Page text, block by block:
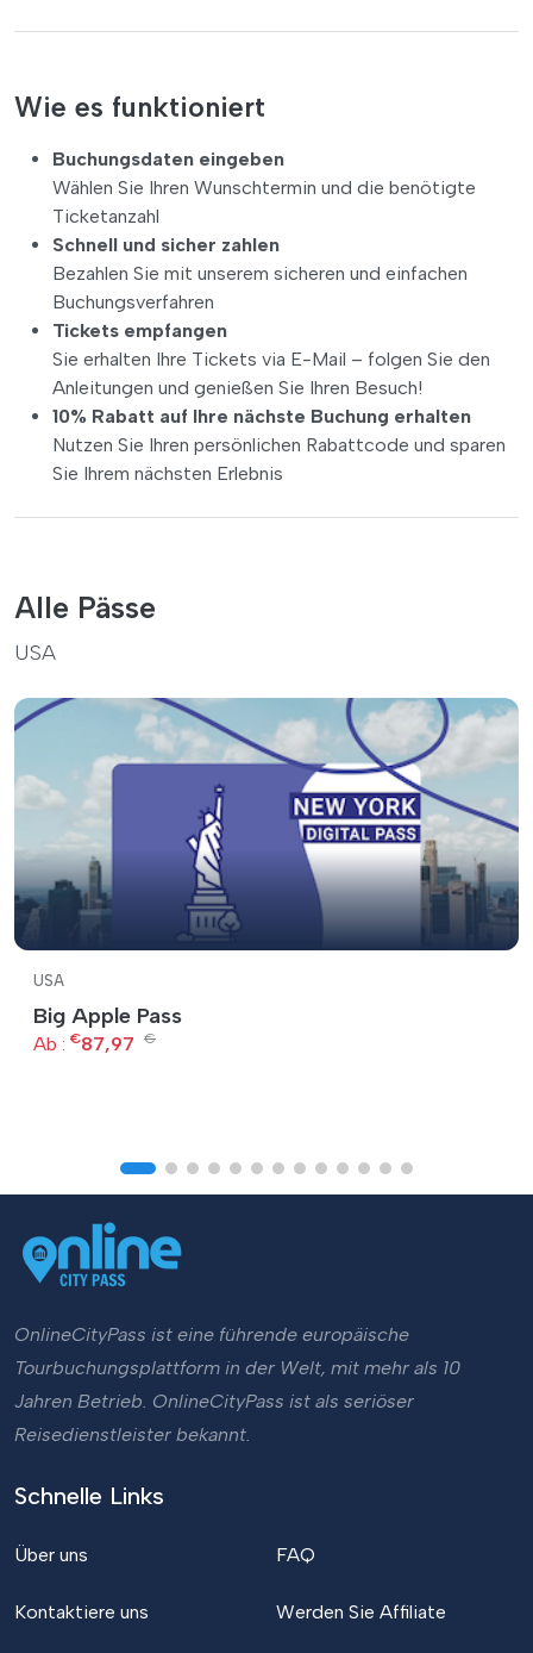
Wie es funktioniert
Buchungsdaten eingeben
Wählen Sie Ihren Wunschtermin und die benötigte
Ticketanzahl
Schnell und sicher zahlen
Bezahlen Sie mit unserem sicheren und einfachen
Buchungsverfahren
Tickets empfangen
Sie erhalten Ihre Tickets via E-Mail – folgen Sie den
Anleitungen und genießen Sie Ihren Besuch!
10% Rabatt auf Ihre nächste Buchung erhalten
Nutzen Sie Ihren persönlichen Rabattcode und sparen
Sie Ihrem nächsten Erlebnis
Alle Pässe
USA
USA
Big Apple Pass
Ab : €87,97 €
OnlineCityPass ist eine führende europäische
Tourbuchungsplattform in der Welt, mit mehr als 10
Jahren Betrieb. OnlineCityPass ist als seriöser
Reisedienstleister bekannt.
Schnelle Links
Über uns
Kontaktiere uns
FAQ
Werden Sie Affiliate